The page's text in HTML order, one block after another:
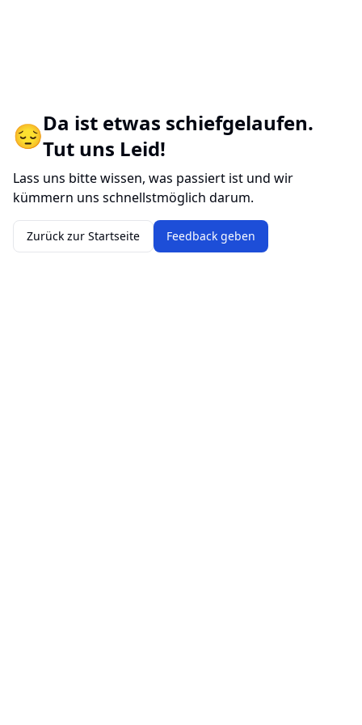
😔Da ist etwas schiefgelaufen.
Tut uns Leid!
Lass uns bitte wissen, was passiert ist und wir
kümmern uns schnellstmöglich darum.
Zurück zur Startseite Feedback geben